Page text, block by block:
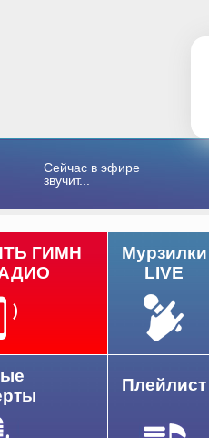
Сейчас в эфире
звучит...
ГИМН
Мурзилки
LIVE
Плейлист